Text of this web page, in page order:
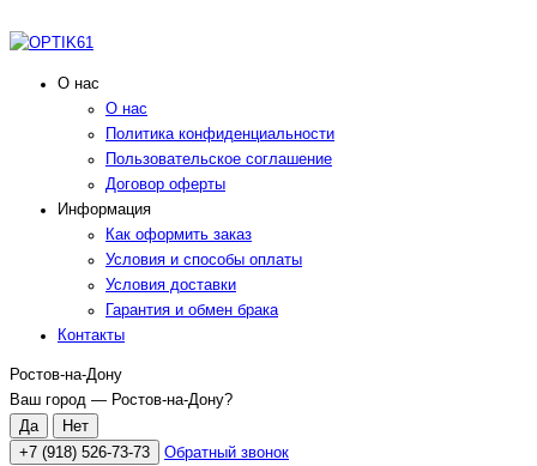
О нас
О нас
Политика конфиденциальности
Пользовательское соглашение
Договор оферты
Информация
Как оформить заказ
Условия и способы оплаты
Условия доставки
Гарантия и обмен брака
Контакты
Ростов-на-Дону
Ваш город — Ростов-на-Дону?
+7 (918) 526-73-73 Обратный звонок